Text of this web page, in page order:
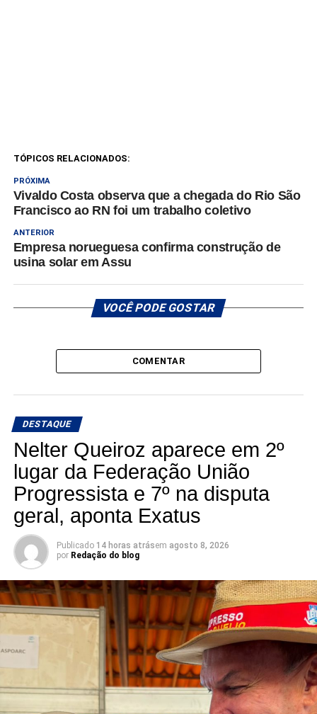
TÓPICOS RELACIONADOS:
PRÓXIMA
Vivaldo Costa observa que a chegada do Rio São
Francisco ao RN foi um trabalho coletivo
ANTERIOR
Empresa norueguesa confirma construção de
usina solar em Assu
VOCÊ PODE GOSTAR
COMENTAR
DESTAQUE
Nelter Queiroz aparece em 2º
lugar da Federação União
Progressista e 7º na disputa
geral, aponta Exatus
Publicado 14 horas atrásem agosto 8, 2026
por Redação do blog